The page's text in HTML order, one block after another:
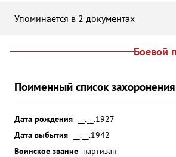
Упоминается в 2 документах
Боевой
Поименный список захоронения
Дата рождения
__.__.1927
Дата выбытия
__.__.1942
Воинское звание партизан